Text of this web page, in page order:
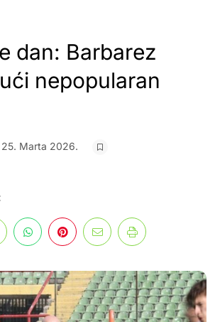
dan: Barbarez
nepopularan
25. Marta 2026.